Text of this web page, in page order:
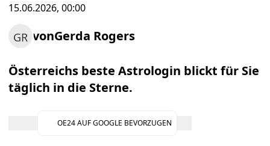
15.06.2026, 00:00
GR vonGerda Rogers
Österreichs beste Astrologin blickt für Sie
täglich in die Sterne.
OE24 AUF GOOGLE BEVORZUGEN